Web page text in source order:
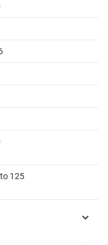
125